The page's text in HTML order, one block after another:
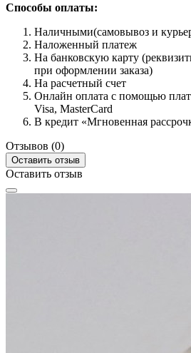
Способы оплаты:
Наличными(самовывоз и
Наложенный платеж
На банковскую карту
при оформлении заказа)
На расчетный счет
Онлайн оплата с помощью
Visa, MasterCard
В кредит «Мгновенная
Отзывов (0)
Оставить отзыв
Оставить отзыв